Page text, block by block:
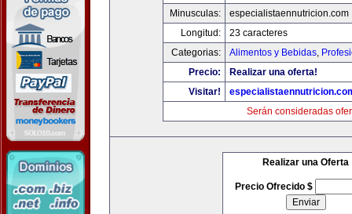
Minusculas:
especialistaennutricion.com
Longitud:
23 caracteres
Categorias:
Alimentos y Bebidas,
Precio:
Realizar una oferta!
Visitar!
Serán consideradas
Realizar una Oferta
Precio Ofrecido $